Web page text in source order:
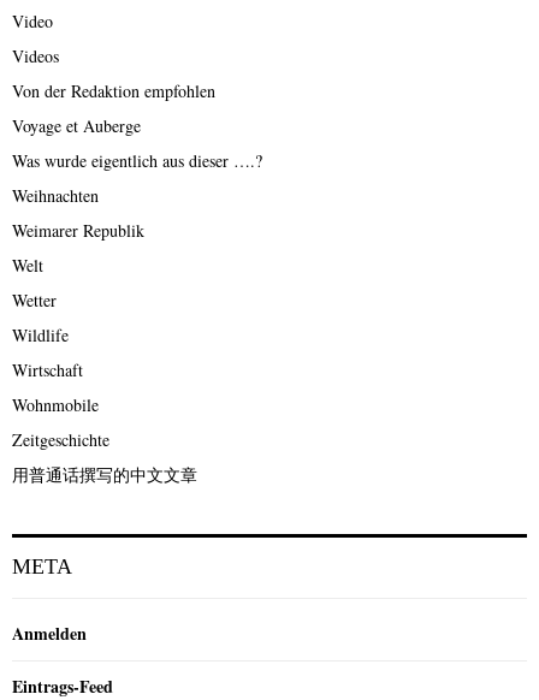
Video
Videos
Von der Redaktion empfohlen
Voyage et Auberge
Was wurde eigentlich aus dieser ….?
Weihnachten
Weimarer Republik
Welt
Wetter
Wildlife
Wirtschaft
Wohnmobile
Zeitgeschichte
用普通话撰写的中文文章
META
Anmelden
Eintrags-Feed